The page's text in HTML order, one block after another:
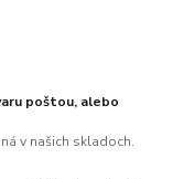
poštou, alebo
v našich skladoch.